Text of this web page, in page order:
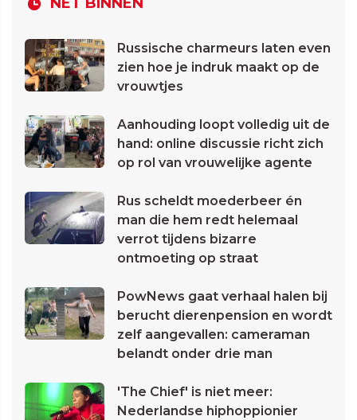
Russische charmeurs laten even
zien hoe je indruk maakt op de
vrouwtjes
Aanhouding loopt volledig uit de
hand: online discussie richt zich
op rol van vrouwelijke agente
Rus scheldt moederbeer én
man die hem redt helemaal
verrot tijdens bizarre
ontmoeting op straat
PowNews gaat verhaal halen bij
berucht dierenpension en wordt
zelf aangevallen: cameraman
belandt onder drie man
'The Chief' is niet meer:
Nederlandse hiphoppionier